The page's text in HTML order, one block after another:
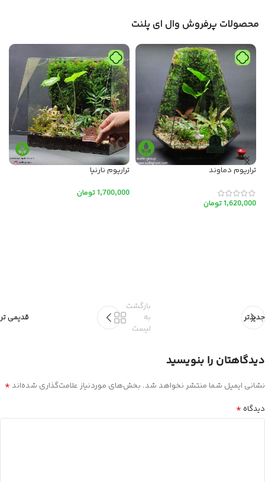
محصولات پرفروش وال ای پلنت
ناموجود
410,000تومان
تراریوم آهو + پایه چوبی
1,200,000تومان
جدیدتر
بازگشت
به
لیست
قدیمی تر
دیدگاهتان را بنویسید
نشانی ایمیل شما منتشر نخواهد شد. بخش‌های موردنیاز علامت‌گذاری شده‌اند *
دیدگاه *